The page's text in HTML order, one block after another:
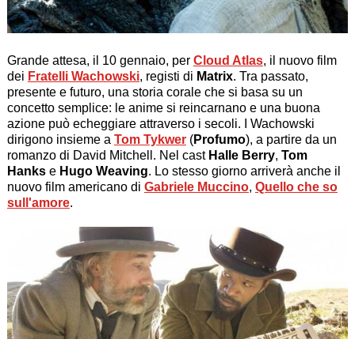
Grande attesa, il 10 gennaio, per Cloud Atlas, il nuovo film
dei Fratelli Wachowski, registi di Matrix. Tra passato,
presente e futuro, una storia corale che si basa su un
concetto semplice: le anime si reincarnano e una buona
azione può echeggiare attraverso i secoli. I Wachowski
dirigono insieme a Tom Tykwer(Profumo), a partire da un
romanzo di David Mitchell. Nel cast Halle Berry, Tom
Hankse Hugo Weaving. Lo stesso giorno arriverà anche il
nuovo film americano di Gabriele Muccino, Quello che so
sull'amore.